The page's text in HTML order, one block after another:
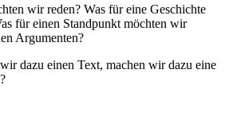
wir reden? Was für eine Geschichte
für einen Standpunkt möchten wir
Argumenten?
dazu einen Text, machen wir dazu eine